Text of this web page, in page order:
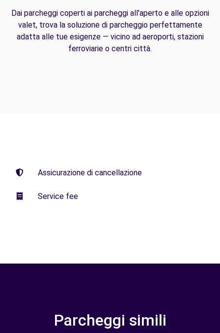
Dai parcheggi coperti ai parcheggi all'aperto e alle opzioni
valet, trova la soluzione di parcheggio perfettamente
adatta alle tue esigenze — vicino ad aeroporti, stazioni
ferroviarie o centri città.
Assicurazione di cancellazione
Service fee
Parcheggi simili